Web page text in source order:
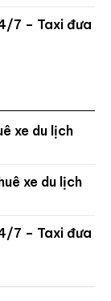
7 – Taxi đưa
xe du lịch
xe du lịch
7 – Taxi đưa